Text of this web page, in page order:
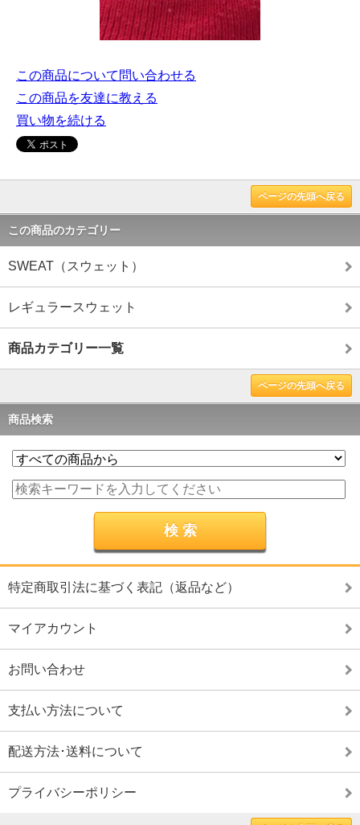
この商品について問い合わせる
この商品を友達に教える
買い物を続ける
ページの先頭へ戻る
この商品のカテゴリー
SWEAT（スウェット）
レギュラースウェット
商品カテゴリー一覧
ページの先頭へ戻る
商品検索
特定商取引法に基づく表記（返品など）
マイアカウント
お問い合わせ
支払い方法について
配送方法･送料について
プライバシーポリシー